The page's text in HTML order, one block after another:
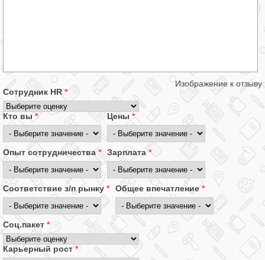
Изображение к отзыву
Сотрудник HR*
Кто вы* Цены *
Опыт сотрудничества* Зарплата*
Соответствие з/п рынку * Общее впечатление*
Соц.пакет *
Карьерный рост*